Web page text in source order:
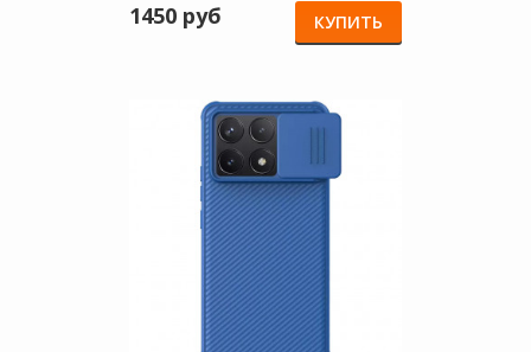
1450 руб КУПИТЬ